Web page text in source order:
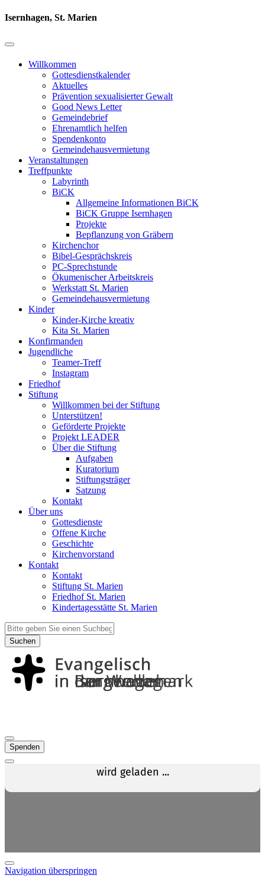
Isernhagen, St. Marien
Willkommen
Gottesdienstkalender
Aktuelles
Prävention sexualisierter Gewalt
Good News Letter
Gemeindebrief
Ehrenamtlich helfen
Spendenkonto
Gemeindehausvermietung
Veranstaltungen
Treffpunkte
Labyrinth
BiCK
Allgemeine Informationen BiCK
BiCK Gruppe Isernhagen
Projekte
Bepflanzung von Gräbern
Kirchenchor
Bibel-Gesprächskreis
PC-Sprechstunde
Ökumenischer Arbeitskreis
Werkstatt St. Marien
Gemeindehausvermietung
Kinder
Kinder-Kirche kreativ
Kita St. Marien
Konfirmanden
Jugendliche
Teamer-Treff
Instagram
Friedhof
Stiftung
Willkommen bei der Stiftung
Unterstützen!
Geförderte Projekte
Projekt LEADER
Über die Stiftung
Aufgaben
Kuratorium
Stiftungsträger
Satzung
Kontakt
Über uns
Gottesdienste
Offene Kirche
Geschichte
Kirchenvorstand
Kontakt
Kontakt
Stiftung St. Marien
Friedhof St. Marien
Kindertagesstätte St. Marien
Suchen
Spenden
Navigation überspringen